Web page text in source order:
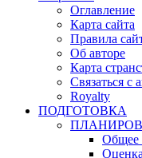
Оглавление
Карта сайта
Правила
Об авторе
Карта
Связаться с
Royalty
ПОДГОТОВКА
Общее